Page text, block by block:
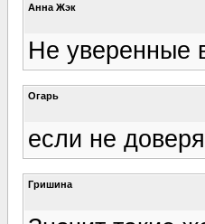
Анна Жэк
Не уверенные
Огарь
если не
Гришина